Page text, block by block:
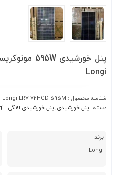
Longi
شناسه محصول : Longi LR7-72HGD-595M
دسته : پنل خورشیدی, پنل خورشیدی لانگی | Longi
برند
Longi